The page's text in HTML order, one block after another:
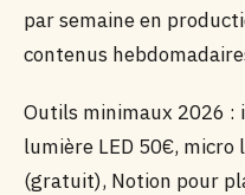
par semaine en
contenus
Outils minimaux 2026 :
lumière LED 50€, micro
(gratuit), Notion pour